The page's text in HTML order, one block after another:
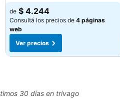
Ver precios
de $ 4.244
Consultá los precios de 4 páginas
web
Ver precios
30 días en trivago